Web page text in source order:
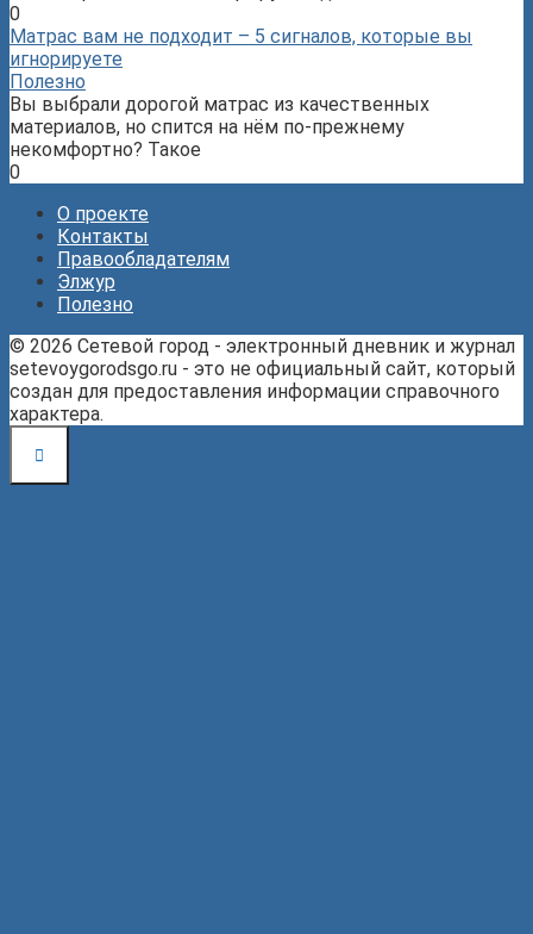
0
Матрас вам не подходит – 5 сигналов, которые вы
игнорируете
Полезно
Вы выбрали дорогой матрас из качественных
материалов, но спится на нём по-прежнему
некомфортно? Такое
0
О проекте
Контакты
Правообладателям
Элжур
Полезно
© 2026 Сетевой город - электронный дневник и журнал
setevoygorodsgo.ru - это не официальный сайт, который
создан для предоставления информации справочного
характера.